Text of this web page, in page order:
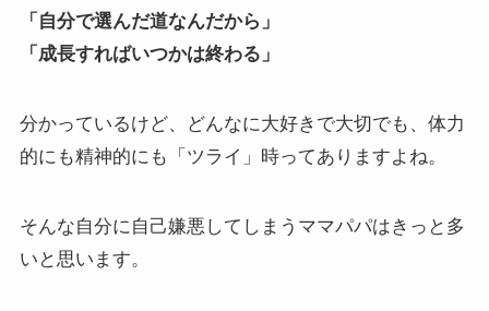
「自分で選んだ道なんだから」
「成長すればいつかは終わる」
分かっているけど、どんなに大好きで大切でも、体力
的にも精神的にも「ツライ」時ってありますよね。
そんな自分に自己嫌悪してしまうママパパはきっと多
いと思います。